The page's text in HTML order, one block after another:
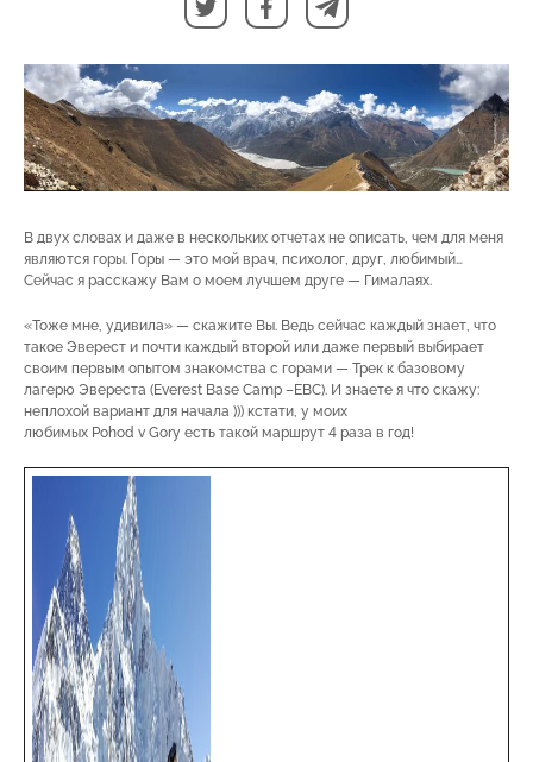
В двух словах и даже в нескольких отчетах не описать, чем для меня
являются горы. Горы — это мой врач, психолог, друг, любимый…
Сейчас я расскажу Вам о моем лучшем друге — Гималаях.
«Тоже мне, удивила» — скажите Вы. Ведь сейчас каждый знает, что
такое Эверест и почти каждый второй или даже первый выбирает
своим первым опытом знакомства с горами — Трек к базовому
лагерю Эвереста (Everest Base Camp –EBC). И знаете я что скажу:
неплохой вариант для начала ))) кстати, у моих
любимых Pohod v Gory есть такой маршрут 4 раза в год!